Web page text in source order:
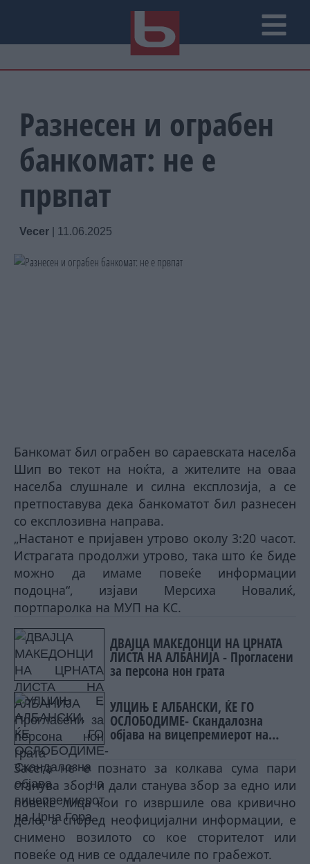
Разнесен и ограбен
банкомат: не е
првпат
Vecer 11.06.2025
Банкомат бил ограбен во сараевската населба
Шип во текот на ноќта, а жителите на оваа
населба слушнале и силна експлозија, а се
претпоставува дека банкоматот бил разнесен
со експлозивна направа.
„Настанот е пријавен утрово околу 3:20 часот.
Истрагата продолжи утрово, така што ќе биде
можно да имаме повеќе информации
подоцна“, изјави Мерсиха Новалиќ,
портпаролка на МУП на КС.
ДВАЈЦА МАКЕДОНЦИ НА ЦРНАТА
ЛИСТА НА АЛБАНИЈА - Прогласени
за персона нон грата
УЛЦИЊ Е АЛБАНСКИ, ЌЕ ГО
ОСЛОБОДИМЕ- Скандалозна
објава на вицепремиерот на
Засега не е познато за колкава сума пари
станува збор и дали станува збор за едно или
повеќе лица кои го извршиле ова кривично
дело, а според неофицијални информации, е
снимено возилото со кое сторителот или
повеќе од нив се оддалечиле по грабежот.